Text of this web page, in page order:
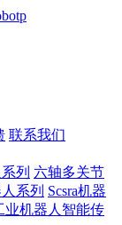
联系我们
列 六轴多关节
系列 Scsra机器
业机器人智能传